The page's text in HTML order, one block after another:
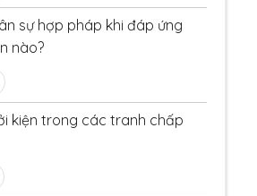
sự hợp pháp khi đáp ứng
nào?
kiện trong các tranh chấp